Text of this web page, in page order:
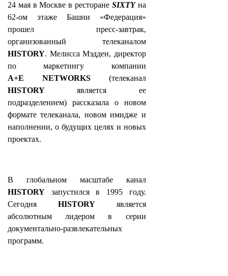
24 мая в Москве в ресторане SIXTYна
62-ом этаже Башни «Федерация»
прошел пресс-завтрак,
организованный телеканалом
HISTORY. Мелисса Мэдден, директор
по маркетингу компании
A+E NETWORKS(телеканал
HISTORY является ее
подразделением) рассказала о новом
формате телеканала, новом имидже и
наполнении, о будущих целях и новых
проектах.
В глобальном масштабе канал
HISTORY запустился в 1995 году.
Сегодня HISTORYявляется
абсолютным лидером в серии
документально-развлекательных
программ.